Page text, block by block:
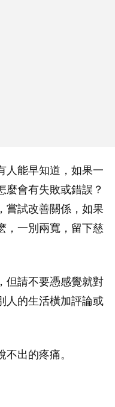
人能早知道，如果一
麼會有失敗或錯誤？
嘗試改善關係，如果
，一別兩寬，留下慈
但請不要憑感覺就對
人的生活橫加評論或
出的疼痛。